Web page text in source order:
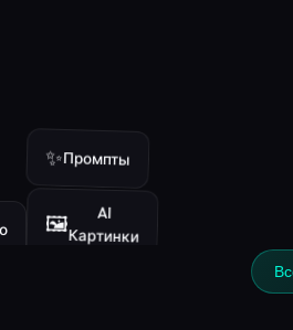
🖼️ AI
Картинки
✨ Промпты